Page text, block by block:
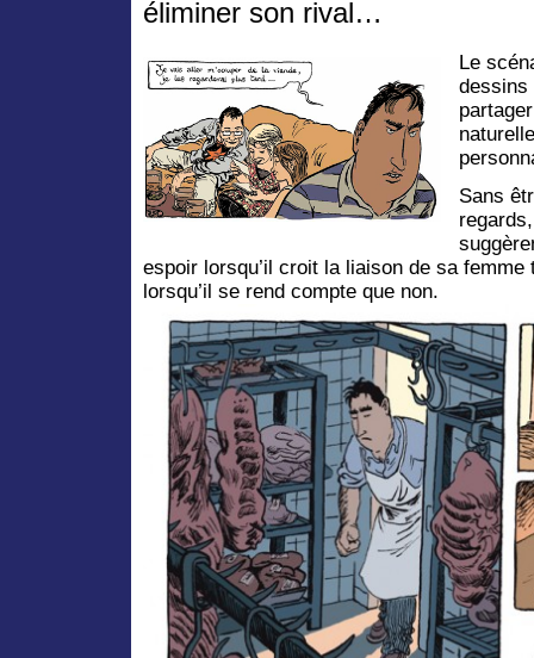
éliminer son rival…
Le
dessins
Sans
espoir lorsqu’il croit la liaison de sa
lorsqu’il se rend compte que non.